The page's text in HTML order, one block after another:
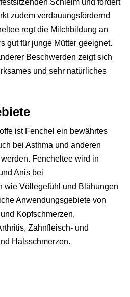
zudem verdauungsfördernd
regt die Milchbildung an
gut für junge Mütter geeignet.
Beschwerden zeigt sich
und sehr natürliches
ist Fenchel ein bewährtes
bei Asthma und anderen
Fencheltee wird in
Anis bei
wie Völlegefühl und Blähungen
Anwendungsgebiete von
Kopfschmerzen,
Zahnfleisch- und
Halsschmerzen.